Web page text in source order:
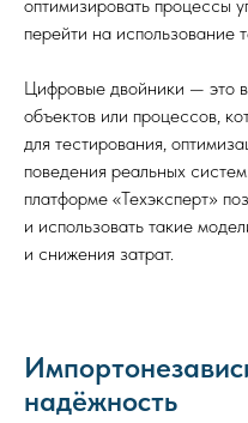
оптимизировать процессы
перейти на использование
Цифровые двойники — это
объектов или процессов,
для тестирования,
поведения реальных
платформе «Техэксперт»
и использовать такие
и снижения затрат.
надёжность